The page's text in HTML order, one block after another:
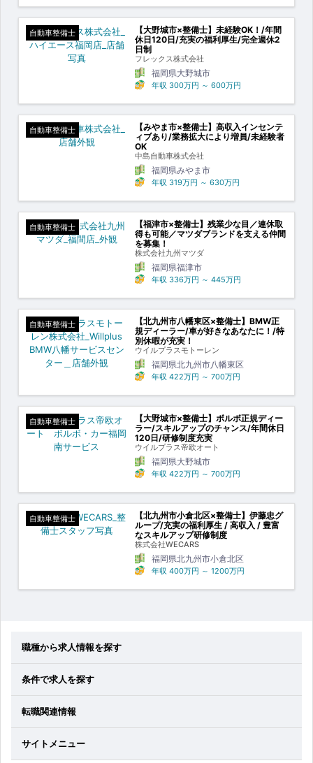
自動車整備士
【大野城市×整備士】未経験OK！/年間
休日120日/充実の福利厚生/完全週休2
日制
フレックス株式会社
福岡県大野城市
年収 300万円 ～ 600万円
自動車整備士
【みやま市×整備士】高収入インセンテ
ィブあり/業務拡大により増員/未経験者
OK
中島自動車株式会社
福岡県みやま市
年収 319万円 ～ 630万円
自動車整備士
【福津市×整備士】残業少な目／連休取
得も可能／マツダブランドを支える仲間
を募集！
株式会社九州マツダ
福岡県福津市
年収 336万円 ～ 445万円
自動車整備士
【北九州市八幡東区×整備士】BMW正
規ディーラー/車が好きなあなたに！/特
別休暇が充実！
ウイルプラスモトーレン
福岡県北九州市八幡東区
年収 422万円 ～ 700万円
自動車整備士
【大野城市×整備士】ボルボ正規ディー
ラー/スキルアップのチャンス/年間休日
120日/研修制度充実
ウイルプラス帝欧オート
福岡県大野城市
年収 422万円 ～ 700万円
自動車整備士
【北九州市小倉北区×整備士】伊藤忠グ
ループ/充実の福利厚生 / 高収入 / 豊富
なスキルアップ研修制度
株式会社WECARS
福岡県北九州市小倉北区
年収 400万円 ～ 1200万円
職種から求人情報を探す
条件で求人を探す
転職関連情報
サイトメニュー